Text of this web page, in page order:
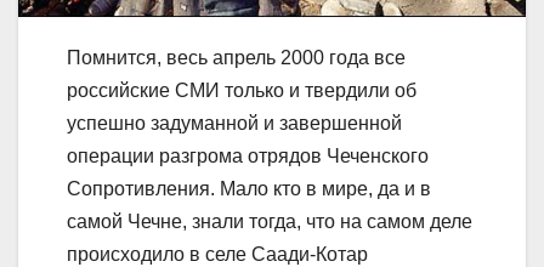
Помнится, весь апрель 2000 года все
российские СМИ только и твердили об
успешно задуманной и завершенной
операции разгрома отрядов Чеченского
Сопротивления. Мало кто в мире, да и в
самой Чечне, знали тогда, что на самом деле
происходило в селе Саади-Котар